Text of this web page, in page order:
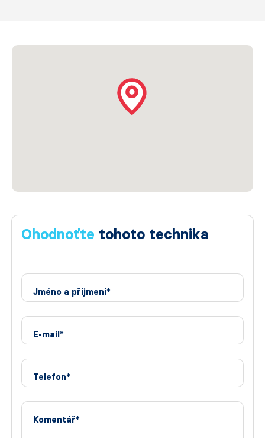
Ohodnoťte tohoto technika
Jméno a příjmení*
E-mail*
Telefon*
Komentář*